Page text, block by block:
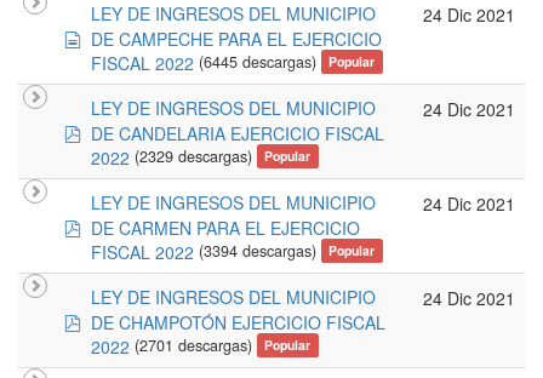
documento
LEY DE INGRESOS DEL MUNICIPIO
DE CAMPECHE PARA EL EJERCICIO
FISCAL 2022 (6445 descargas) Popular
24 Dic 2021
pdf
LEY DE INGRESOS DEL MUNICIPIO
DE CANDELARIA EJERCICIO FISCAL
2022 (2329 descargas) Popular
24 Dic 2021
pdf
LEY DE INGRESOS DEL MUNICIPIO
DE CARMEN PARA EL EJERCICIO
FISCAL 2022 (3394 descargas) Popular
24 Dic 2021
pdf
LEY DE INGRESOS DEL MUNICIPIO
DE CHAMPOTÓN EJERCICIO FISCAL
2022 (2701 descargas) Popular
24 Dic 2021